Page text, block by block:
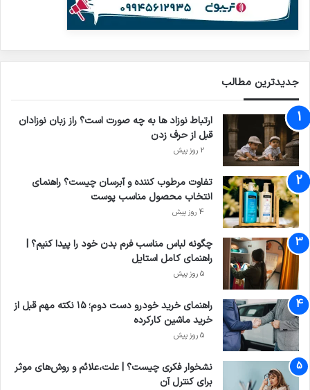
جدیدترین مطالب
ارتباط نوزاد ها به چه صورت است؟ راز زبان نوزادان
قبل از حرف زدن
2 روز پیش
تفاوت مرطوب کننده و آبرسان چیست؟ راهنمای
انتخاب محصول مناسب پوست
4 روز پیش
چگونه لباس مناسب فرم بدن خود را پیدا کنیم؟ |
راهنمای کامل استایل
5 روز پیش
راهنمای خرید خودرو دست دوم؛ ۱۵ نکته مهم قبل از
خرید ماشین کارکرده
5 روز پیش
نشخوار فکری چیست؟ | علت،علائم و روش‌های موثر
برای کنترل آن